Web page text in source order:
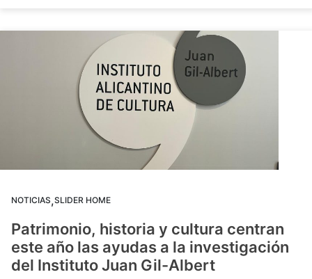
NOTICIAS,SLIDER HOME
Patrimonio, historia y cultura centran
este año las ayudas a la investigación
del Instituto Juan Gil-Albert